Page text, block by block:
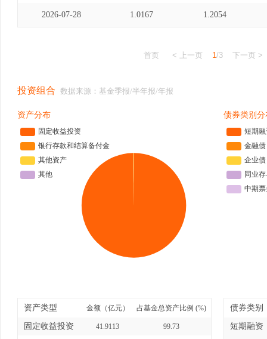
2026-07-28 1.0167 1.2054
首页 < 上一页 1/3 下一页 >
投资组合 数据来源：基金季报/半年报/年报
资产分布
资产类型 金额（亿元） 占基金总资产比例 (%)
固定收益投资 41.9113 99.73
债券类别分
债券类别
短期融资